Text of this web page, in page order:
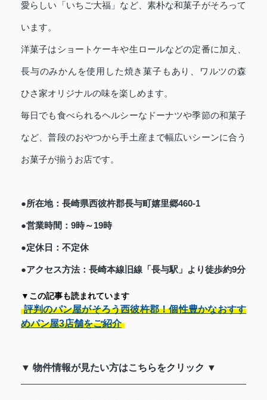
愛らしい「いちご大福」など、素朴な和菓子がそろって
います。
洋菓子はショートケーキや生ロールなどの定番に加え、
長与のみかんを使用した焼き菓子もあり、ワルツの森
ひさ家オリジナルの味を楽しめます。
毎日でも食べられるヘルシーなドーナツや季節の和菓子
など、普段のおやつから手土産まで幅広いシーンに合う
お菓子が揃うお店です。
●所在地：長崎県西彼杵郡長与町嬉里郷460-1
●営業時間：9時～19時
●定休日：不定休
●アクセス方法：長崎本線旧線「長与駅」より徒歩約9分
▼この記事も読まれています
評判のパン屋がそろう西彼杵郡！個性豊かなおすす
めパン屋3店舗をご紹介
▼ 物件情報が見たい方はこちらをクリック ▼